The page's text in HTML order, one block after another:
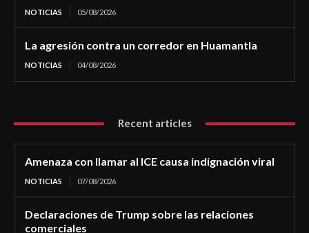
NOTICIAS 05/08/2026
La agresión contra un corredor en Huamantla
NOTICIAS 04/08/2026
Recent articles
Amenaza con llamar al ICE causa indignación viral
NOTICIAS 07/08/2026
Declaraciones de Trump sobre las relaciones
comerciales